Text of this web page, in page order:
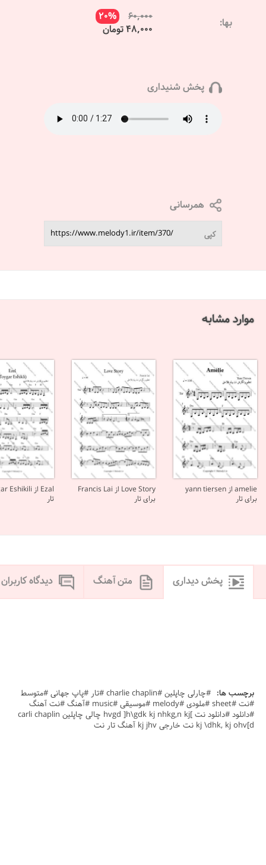
بها: 60,000
20%
48,000 تومان
پخش شنیداری
همرسانی
کپی
موارد مشابه
amelie از yann tiersen
برای تار
Love Story از Francis Lai
برای تار
تار
پخش دیداری متن آهنگ دیدگاه کاربران
برچسب ها:
#چارلی چاپلین #charlie chaplin #تار #پاپ جهانی #متوسط
#نت #sheet #ملودی #melody #موسیقی #music #آهنگ #نت آهنگ
#دانلود #دانلود نت ]hvgd ]h\gdk kj nhkg,n kj چالی چاپلین carli chaplin
kj \dhk, kj ohv[d نت خارجی kj jhv آهنگ تار نت